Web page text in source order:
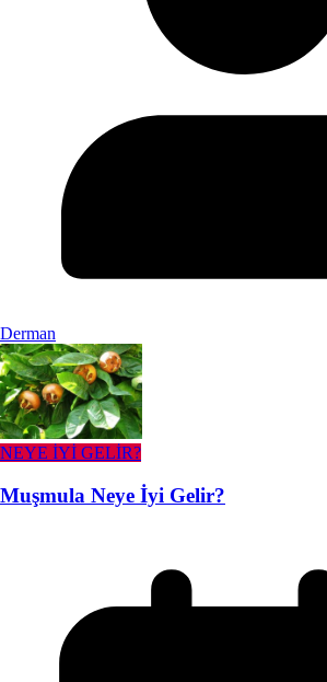
Derman
NEYE İYİ GELİR?
Muşmula Neye İyi Gelir?